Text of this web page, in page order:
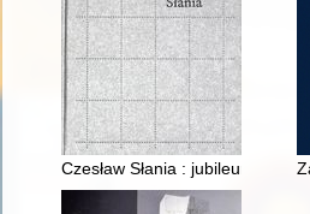
Czesław Słania :